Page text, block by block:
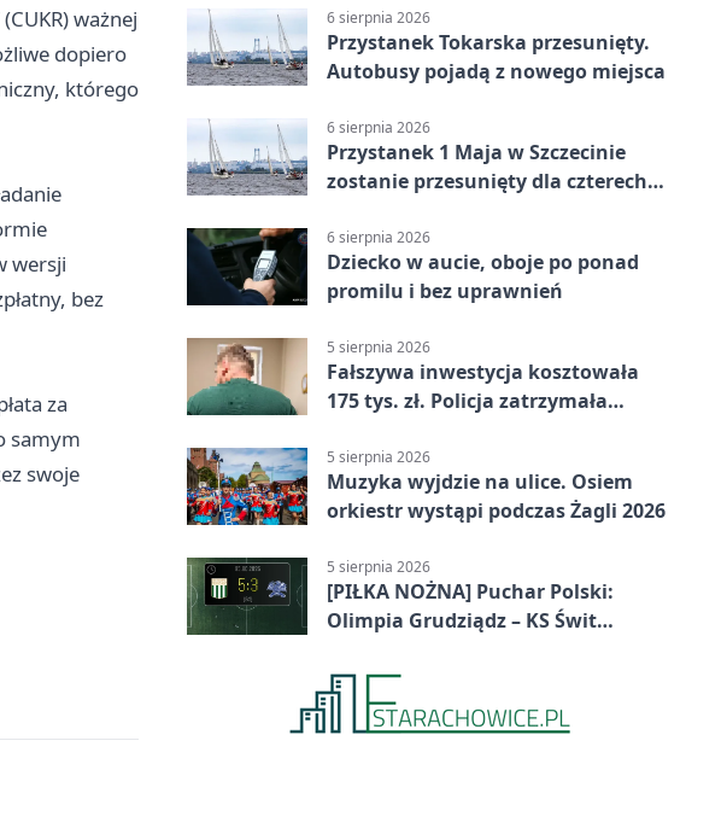
ważnej
dopiero
którego
wersji
bez
za
samym
swoje
6 sierpnia 2026
Przystanek Tokarska przesunięty.
Autobusy pojadą z nowego miejsca
6 sierpnia 2026
Przystanek 1 Maja w Szczecinie
zostanie przesunięty dla czterech
6 sierpnia 2026
Dziecko w aucie, oboje po ponad
promilu i bez uprawnień
5 sierpnia 2026
Fałszywa inwestycja kosztowała
175 tys. zł. Policja zatrzymała
5 sierpnia 2026
Muzyka wyjdzie na ulice. Osiem
orkiestr wystąpi podczas Żagli 2026
5 sierpnia 2026
[PIŁKA NOŻNA] Puchar Polski:
Olimpia Grudziądz – KS Świt
stracił dwubramkowe prowadzenie